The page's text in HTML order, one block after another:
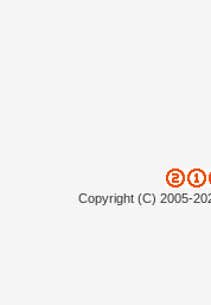
Copyright (C) 2005-